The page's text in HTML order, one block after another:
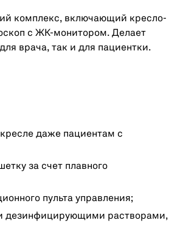
комплекс, включающий кресло-
с ЖК-монитором. Делает
врача, так и для пациентки.
даже пациентам с
за счет плавного
пульта управления;
дезинфицирующими растворами,